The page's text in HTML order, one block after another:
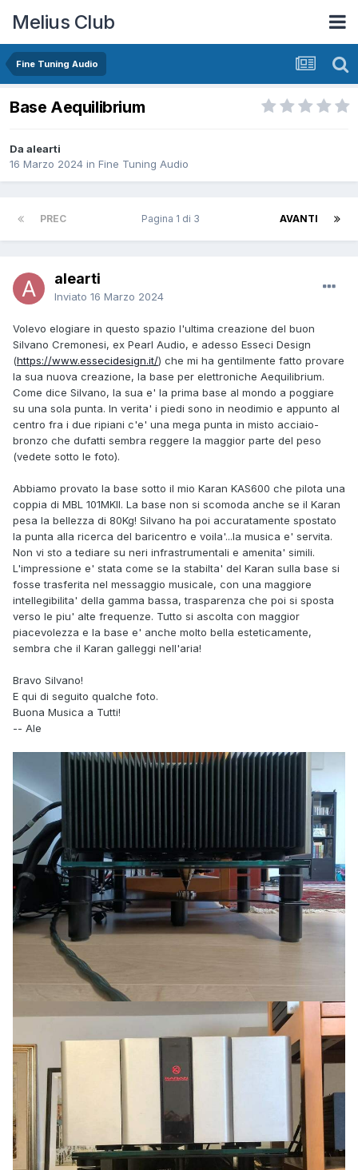
Melius Club
Fine Tuning Audio
Base Aequilibrium
Da alearti
16 Marzo 2024 in Fine Tuning Audio
PREC AVANTI
Pagina 1 di 3
alearti
Inviato 16 Marzo 2024
Volevo elogiare in questo spazio l'ultima creazione del buon
Silvano Cremonesi, ex Pearl Audio, e adesso Esseci Design
(https://www.essecidesign.it/) che mi ha gentilmente fatto provare
la sua nuova creazione, la base per elettroniche Aequilibrium.
Come dice Silvano, la sua e' la prima base al mondo a poggiare
su una sola punta. In verita' i piedi sono in neodimio e appunto al
centro fra i due ripiani c'e' una mega punta in misto acciaio-
bronzo che dufatti sembra reggere la maggior parte del peso
(vedete sotto le foto).
Abbiamo provato la base sotto il mio Karan KAS600 che pilota una
coppia di MBL 101MKII. La base non si scomoda anche se il Karan
pesa la bellezza di 80Kg! Silvano ha poi accuratamente spostato
la punta alla ricerca del baricentro e voila'...la musica e' servita.
Non vi sto a tediare su neri infrastrumentali e amenita' simili.
L'impressione e' stata come se la stabilta' del Karan sulla base si
fosse trasferita nel messaggio musicale, con una maggiore
intellegibilita' della gamma bassa, trasparenza che poi si sposta
verso le piu' alte frequenze. Tutto si ascolta con maggior
piacevolezza e la base e' anche molto bella esteticamente,
sembra che il Karan galleggi nell'aria!
Bravo Silvano!
E qui di seguito qualche foto.
Buona Musica a Tutti!
-- Ale